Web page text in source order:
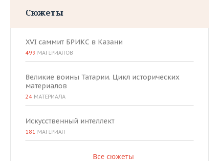
Сюжеты
XVI саммит БРИКС в Казани
499 МАТЕРИАЛОВ
Великие воины Татарии. Цикл исторических
материалов
24 МАТЕРИАЛА
Искусственный интеллект
181 МАТЕРИАЛ
Все сюжеты